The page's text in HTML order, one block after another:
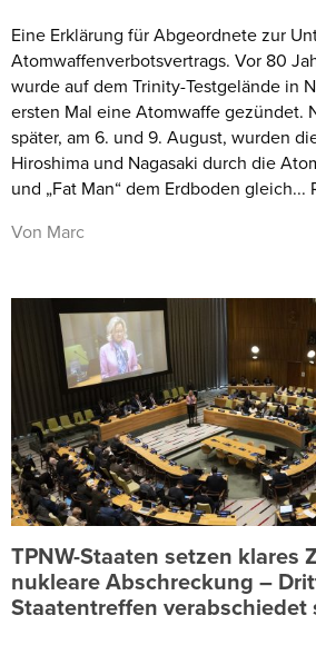
Eine Erklärung für Abgeordnete zur
Atomwaffenverbotsvertrags. Vor 80
wurde auf dem Trinity-Testgelände in
ersten Mal eine Atomwaffe gezündet.
später, am 6. und 9. August, wurden
Hiroshima und Nagasaki durch die
und „Fat Man“ dem Erdboden gleich...
Von Marc
TPNW-Staaten setzen klares
nukleare Abschreckung –
Staatentreffen verabschiedet